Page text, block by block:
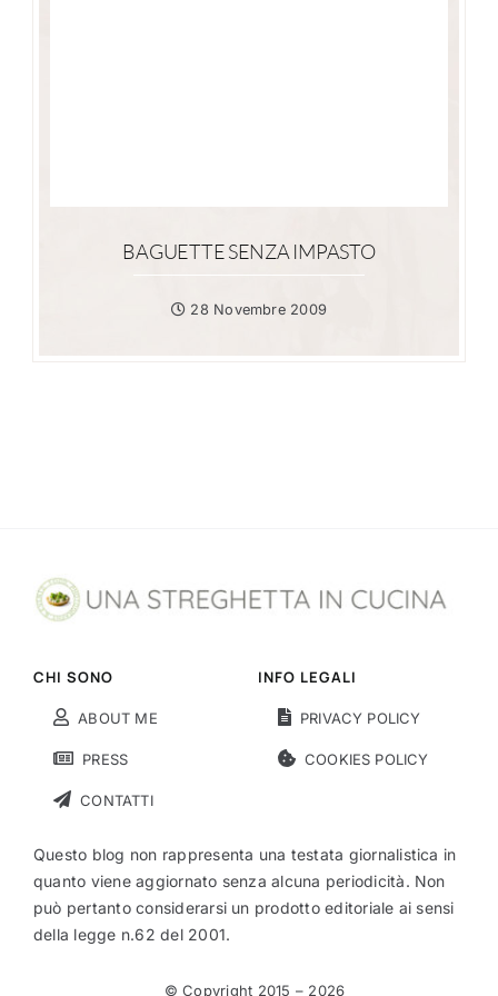
BAGUETTE SENZA IMPASTO
28 Novembre 2009
CHI SONO
ABOUT ME
PRESS
CONTATTI
INFO LEGALI
PRIVACY POLICY
COOKIES POLICY
Questo blog non rappresenta una testata giornalistica in
quanto viene aggiornato senza alcuna periodicità. Non
può pertanto considerarsi un prodotto editoriale ai sensi
della legge n.62 del 2001.
© Copyright 2015 – 2026